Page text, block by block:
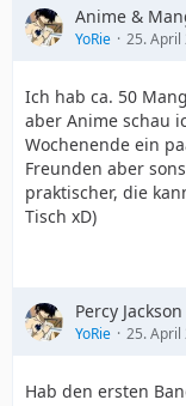
Anime &
YoRie 25. April
Ich hab ca. 50
aber Anime schau
Wochenende ein
Freunden aber
praktischer, die
Tisch xD)
Percy Jackson
YoRie 25. April
Hab den ersten